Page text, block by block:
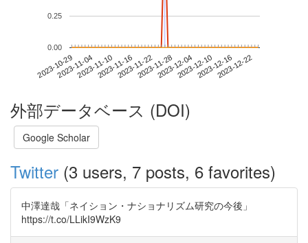
2023-10-292023-11-042023-11-102023-11-162023-11-222023-11-282023-12-042023-12-102023-12-162023-12-22
0.00
0.25
外部データベース (DOI)
Google Scholar
Twitter (3 users, 7 posts, 6 favorites)
中澤達哉「ネイション・ナショナリズム研究の今後」
https://t.co/LLikI9WzK9